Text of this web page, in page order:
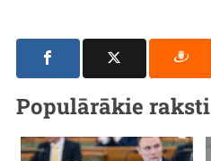
Populārākie raksti